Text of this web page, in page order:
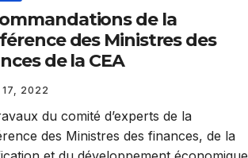
de la
des Ministres des
de la CEA
17, 2022
du comité d’experts de la
des Ministres des finances, de la